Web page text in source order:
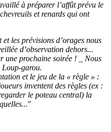
à préparer l’affût prévu le
et renards qui ont
les prévisions d’orages nous
d’observation dehors...
une prochaine soirée ! _ Nous
Loup-garou.
et le jeu de la « règle » :
inventent des règles (ex :
le poteau central) la
"